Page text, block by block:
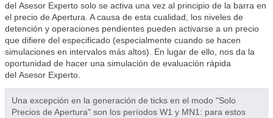
del Asesor Experto solo se activa una vez al principio de la barra en
el precio de Apertura. A causa de esta cualidad, los niveles de
detención y operaciones pendientes pueden activarse a un precio
que difiere del especificado (especialmente cuando se hacen
simulaciones en intervalos más altos). En lugar de ello, nos da la
oportunidad de hacer una simulación de evaluación rápida
del Asesor Experto.
Una excepción en la generación de ticks en el modo "Solo
Precios de Apertura" son los períodos W1 y MN1: para estos